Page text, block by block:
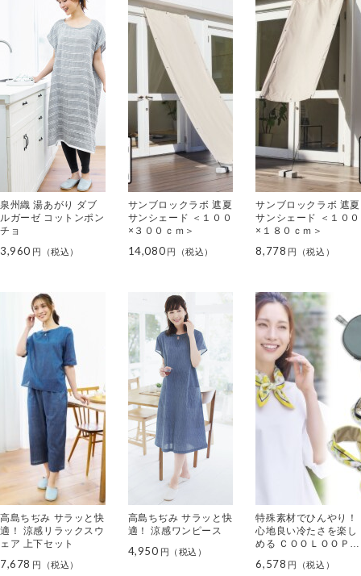
泉州織 湯あがり ダブ
ルガーゼ コットンポン
チョ
3,960
サンブロックラボ 遮夏
サンシェード ＜１００
×３００ｃｍ＞
14,080
サンブロックラボ 遮夏
サンシェード ＜１００
×１８０ｃｍ＞
8,778
高島ちぢみ サラッと快
適！ 涼感リラックスウ
ェア 上下セット
7,678
高島ちぢみ サラッと快
適！ 涼感ワンピース
4,950
特殊素材でひんやり！
心地良い冷たさを楽し
める ＣＯＯＬＯＯＰ
ズ＞ 保冷ケース＆ 通
6,578